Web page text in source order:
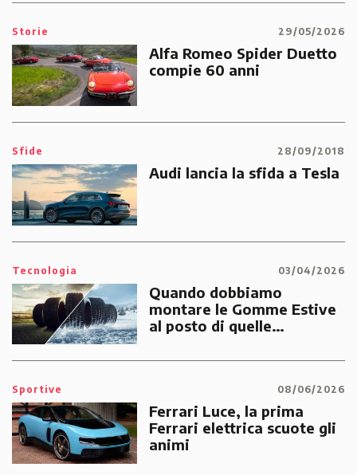
Storie 29/05/2026
Alfa Romeo Spider Duetto
compie 60 anni
Sfide 28/09/2018
Audi lancia la sfida a Tesla
Tecnologia 03/04/2026
Quando dobbiamo
montare le Gomme Estive
al posto di quelle
Sportive 08/06/2026
Ferrari Luce, la prima
Ferrari elettrica scuote gli
animi